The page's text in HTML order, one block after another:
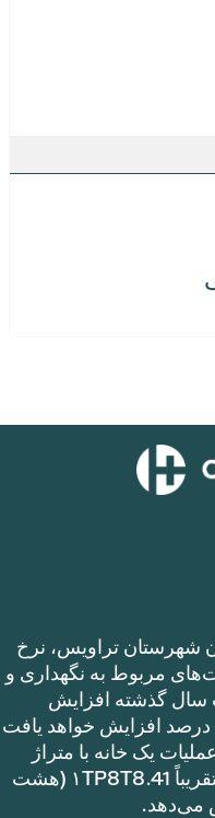
شهرستان تراویس، نرخ
مربوط به نگهداری و
سال گذشته افزایش
می‌دهد. این نرخ مالیات عملاً ۸ درصد افزایش خواهد یافت
یک خانه با متراژ
۱TP8T100,000 متر مربع را تقریباً ۱TP8T8.41 (هشت
می‌دهد.